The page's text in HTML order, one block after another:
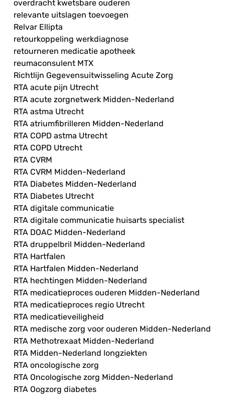
overdracht kwetsbare ouderen
relevante uitslagen toevoegen
Relvar Ellipta
retourkoppeling werkdiagnose
retourneren medicatie apotheek
reumaconsulent MTX
Richtlijn Gegevensuitwisseling Acute Zorg
RTA acute pijn Utrecht
RTA acute zorgnetwerk Midden-Nederland
RTA astma Utrecht
RTA atriumfibrilleren Midden-Nederland
RTA COPD astma Utrecht
RTA COPD Utrecht
RTA CVRM
RTA CVRM Midden-Nederland
RTA Diabetes Midden-Nederland
RTA Diabetes Utrecht
RTA digitale communicatie
RTA digitale communicatie huisarts specialist
RTA DOAC Midden-Nederland
RTA druppelbril Midden-Nederland
RTA Hartfalen
RTA Hartfalen Midden-Nederland
RTA hechtingen Midden-Nederland
RTA medicatieproces ouderen Midden-Nederland
RTA medicatieproces regio Utrecht
RTA medicatieveiligheid
RTA medische zorg voor ouderen Midden-Nederland
RTA Methotrexaat Midden-Nederland
RTA Midden-Nederland longziekten
RTA oncologische zorg
RTA Oncologische zorg Midden-Nederland
RTA Oogzorg diabetes